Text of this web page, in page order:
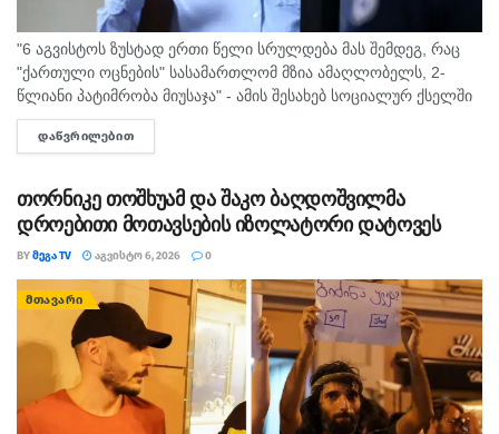
"6 აგვისტოს ზუსტად ერთი წელი სრულდება მას შემდეგ, რაც
"ქართული ოცნების" სასამართლომ მზია ამაღლობელს, 2-
წლიანი პატიმრობა მიუსაჯა" - ამის შესახებ სოციალურ ქსელში
"მედიის ადვოკატირების კოალიცია" წერს და დაკავებულ
ჟურნალისტს სოლიდარობას უცხადებს. ორგანიზაცია...
ᲓᲐᲬᲕᲠᲘᲚᲔᲑᲘᲗ
თორნიკე თოშხუამ და შაკო ბაღდოშვილმა
დროებითი მოთავსების იზოლატორი დატოვეს
BYᲛᲔᲒᲐ TV ᲐᲒᲕᲘᲡᲢᲝ 6, 2026 0
ᲛᲗᲐᲕᲐᲠᲘ